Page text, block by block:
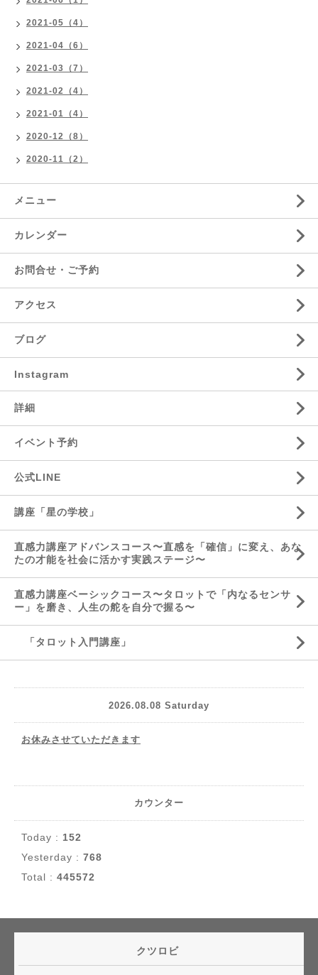
2021-05（4）
2021-04（6）
2021-03（7）
2021-02（4）
2021-01（4）
2020-12（8）
2020-11（2）
メニュー
カレンダー
お問合せ・ご予約
アクセス
ブログ
Instagram
詳細
イベント予約
公式LINE
講座「星の学校」
直感力講座アドバンスコース〜直感を「確信」に変え、あな
たの才能を社会に活かす実践ステージ〜
直感力講座ベーシックコース〜タロットで「内なるセンサ
ー」を磨き、人生の舵を自分で握る〜
「タロット入門講座」
2026.08.08 Saturday
お休みさせていただきます
カウンター
Today : 152
Yesterday : 768
Total : 445572
クツロビ